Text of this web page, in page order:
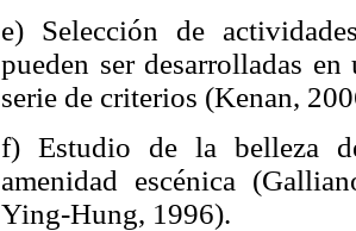
e) Selección de
pueden ser desarrolladas
serie de criterios (Kenan,
f) Estudio de la belleza
amenidad escénica
Ying-Hung, 1996).